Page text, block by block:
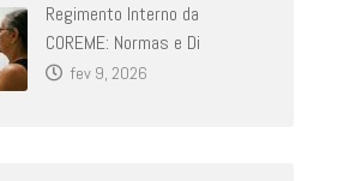
Regimento Interno da
COREME: Normas e Di
fev 9, 2026